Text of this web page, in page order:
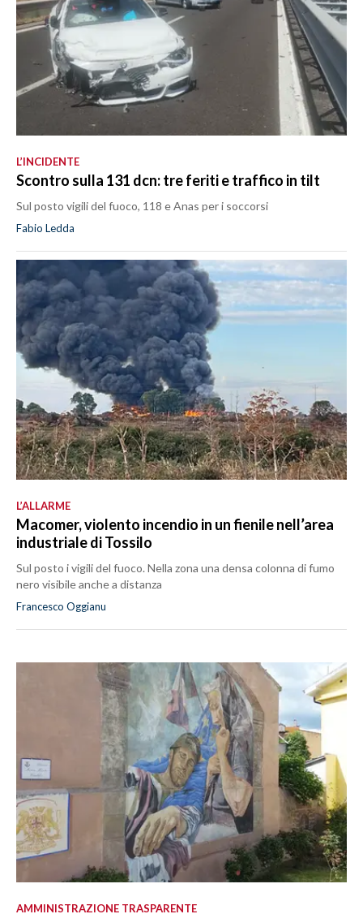
L’INCIDENTE
Scontro sulla 131 dcn: tre feriti e traffico in tilt
Sul posto vigili del fuoco, 118 e Anas per i soccorsi
Fabio Ledda
L’ALLARME
Macomer, violento incendio in un fienile nell’area
industriale di Tossilo
Sul posto i vigili del fuoco. Nella zona una densa colonna di fumo
nero visibile anche a distanza
Francesco Oggianu
AMMINISTRAZIONE TRASPARENTE